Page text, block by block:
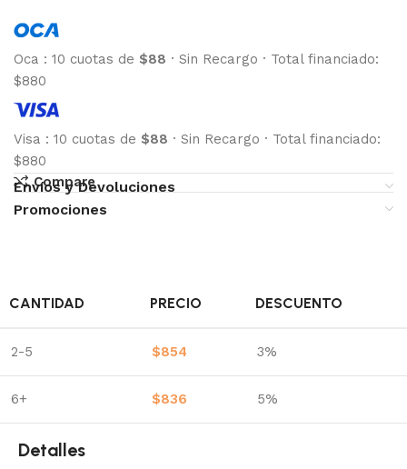
Oca : 10 cuotas de $88 · Sin Recargo · Total financiado:
$880
Visa : 10 cuotas de $88 · Sin Recargo · Total financiado:
$880
Compare
Envíos y Devoluciones
Promociones
CANTIDAD PRECIO DESCUENTO
2-5 $854 3%
6+ $836 5%
Detalles